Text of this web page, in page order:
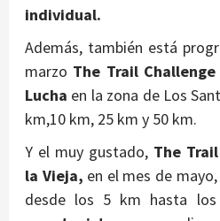
individual.
Además, también está
marzo The Trail Challenge
Lucha en la zona de Los
km,10 km, 25 km y 50 km.
Y el muy gustado, The
la Vieja, en el mes de
desde los 5 km hasta